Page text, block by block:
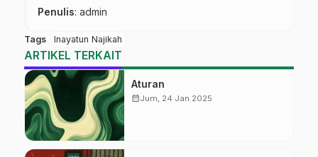
Penulis: admin
Tags Inayatun Najikah
ARTIKEL TERKAIT
Aturan
calendar_monthJum, 24 Jan 2025